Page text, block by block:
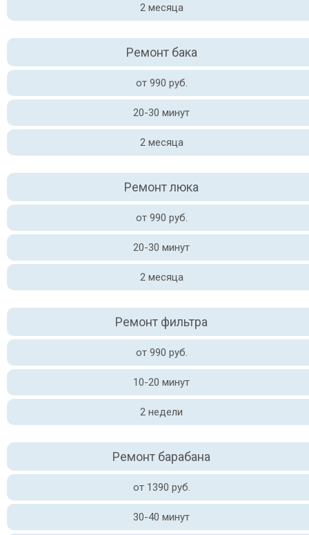
2 месяца
Ремонт бака
от 990 руб.
20-30 минут
2 месяца
Ремонт люка
от 990 руб.
20-30 минут
2 месяца
Ремонт фильтра
от 990 руб.
10-20 минут
2 недели
Ремонт барабана
от 1390 руб.
30-40 минут